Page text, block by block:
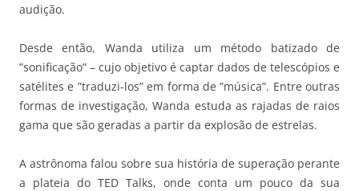
audição.
Desde então, Wanda utiliza um método batizado de
”sonificação” – cujo objetivo é captar dados de telescópios e
satélites e ”traduzi-los” em forma de ”música”. Entre outras
formas de investigação, Wanda estuda as rajadas de raios
gama que são geradas a partir da explosão de estrelas.
A astrônoma falou sobre sua história de superação perante
a plateia do TED Talks, onde conta um pouco da sua